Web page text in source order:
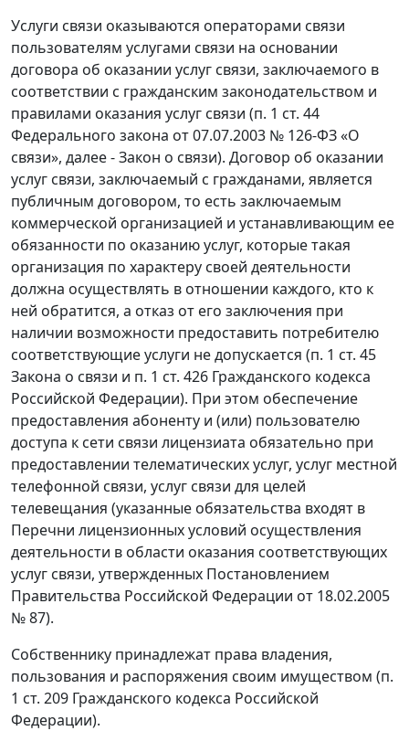
Услуги связи оказываются операторами связи
пользователям услугами связи на основании
договора об оказании услуг связи, заключаемого в
соответствии с гражданским законодательством и
правилами оказания услуг связи (п. 1 ст. 44
Федерального закона от 07.07.2003 № 126-ФЗ «О
связи», далее - Закон о связи). Договор об оказании
услуг связи, заключаемый с гражданами, является
публичным договором, то есть заключаемым
коммерческой организацией и устанавливающим ее
обязанности по оказанию услуг, которые такая
организация по характеру своей деятельности
должна осуществлять в отношении каждого, кто к
ней обратится, а отказ от его заключения при
наличии возможности предоставить потребителю
соответствующие услуги не допускается (п. 1 ст. 45
Закона о связи и п. 1 ст. 426 Гражданского кодекса
Российской Федерации). При этом обеспечение
предоставления абоненту и (или) пользователю
доступа к сети связи лицензиата обязательно при
предоставлении телематических услуг, услуг местной
телефонной связи, услуг связи для целей
телевещания (указанные обязательства входят в
Перечни лицензионных условий осуществления
деятельности в области оказания соответствующих
услуг связи, утвержденных Постановлением
Правительства Российской Федерации от 18.02.2005
№ 87).
Собственнику принадлежат права владения,
пользования и распоряжения своим имуществом (п.
1 ст. 209 Гражданского кодекса Российской
Федерации).